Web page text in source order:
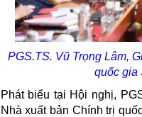
PGS.TS. Vũ Trọng Lâm,
quốc gia
Phát biểu tại Hội nghị,
Nhà xuất bản Chính trị